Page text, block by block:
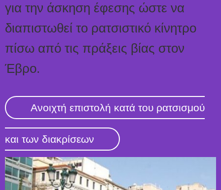
για την άσκηση έφεσης ώστε να
διαπιστωθεί το ρατσιστικό κίνητρο
πίσω από τις πράξεις βίας στον
Έβρο.
Ανοιχτή επιστολή κατά του ρατσισμού
και των διακρίσεων